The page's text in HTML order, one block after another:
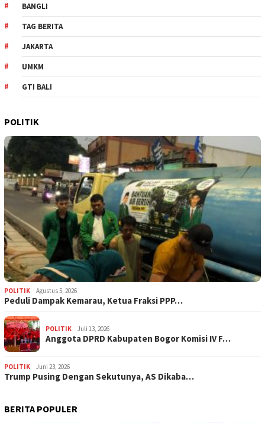
BANGLI
TAG BERITA
JAKARTA
UMKM
GTI BALI
POLITIK
POLITIK Agustus 5, 2026
‎Peduli Dampak Kemarau, Ketua Fraksi PPP…
POLITIK Juli 13, 2026
Anggota DPRD Kabupaten Bogor Komisi IV F…
POLITIK Juni 23, 2026
Trump Pusing Dengan Sekutunya, AS Dikaba…
BERITA POPULER